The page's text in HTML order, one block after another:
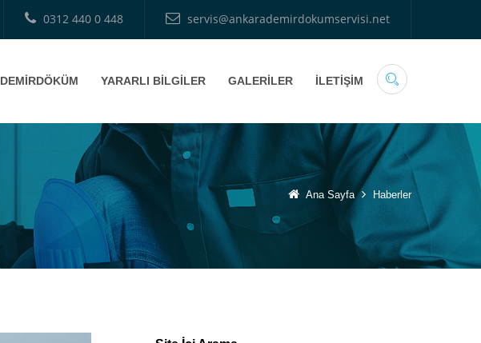
0312 440 0 448 servis@ankarademirdokumservisi.net
DEMİRDÖKÜM YARARLI BİLGİLER GALERİLER İLETİŞİM
Ana Sayfa Haberler